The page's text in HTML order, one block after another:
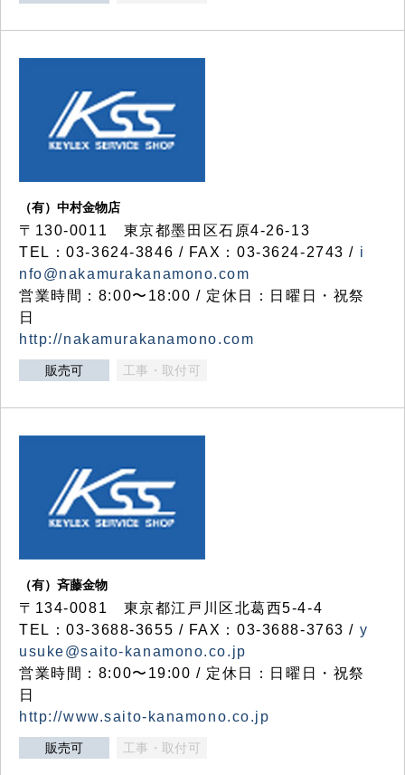
（有）中村金物店
〒130-0011 東京都墨田区石原4-26-13
TEL：03-3624-3846 / FAX：03-3624-2743 / i
nfo@nakamurakanamono.com
営業時間：8:00〜18:00 / 定休日：日曜日・祝祭
日
http://nakamurakanamono.com
販売可 工事・取付可
（有）斉藤金物
〒134-0081 東京都江戸川区北葛西5-4-4
TEL：03-3688-3655 / FAX：03-3688-3763 / y
usuke@saito-kanamono.co.jp
営業時間：8:00〜19:00 / 定休日：日曜日・祝祭
日
http://www.saito-kanamono.co.jp
販売可 工事・取付可